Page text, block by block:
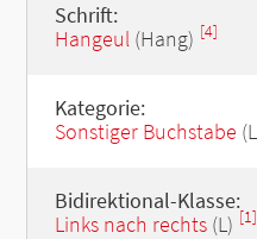
Schrift:
Hangeul(Hang) [4]
Kategorie:
Sonstiger Buchstabe
Bidirektional-Klasse:
Links nach rechts(L) [1]